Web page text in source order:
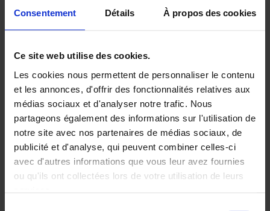
Consentement Détails À propos des cookies
Ce site web utilise des cookies.
Les cookies nous permettent de personnaliser le contenu
et les annonces, d'offrir des fonctionnalités relatives aux
médias sociaux et d'analyser notre trafic. Nous
partageons également des informations sur l'utilisation de
notre site avec nos partenaires de médias sociaux, de
publicité et d'analyse, qui peuvent combiner celles-ci
avec d'autres informations que vous leur avez fournies
ou qu'ils ont collectées lors de votre utilisation de leurs
Digital marketing like a PRO -
completely revised edition
Clo Willaerts
Couverture souple
2022 226
€35,50